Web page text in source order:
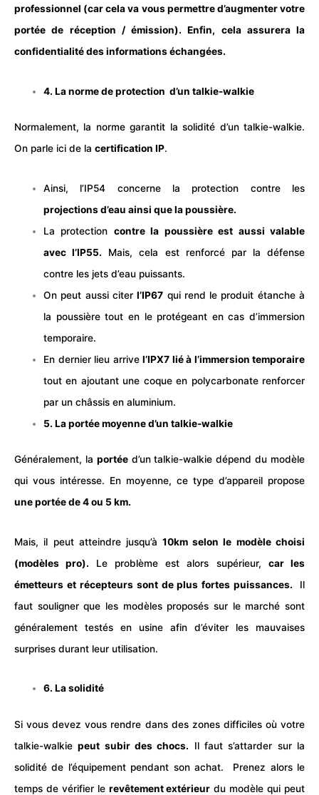
professionnel (car cela va vous permettre d’augmenter votre
portée de réception / émission). Enfin, cela assurera la
confidentialité des informations échangées.
4. La norme de protection d’un talkie-walkie
Normalement, la norme garantit la solidité d’un talkie-walkie.
On parle ici de la certification IP.
Ainsi, l’IP54 concerne la protection contre les
projections d’eau ainsi que la poussière.
La protection contre la poussière est aussi valable
avec l’IP55. Mais, cela est renforcé par la défense
contre les jets d’eau puissants.
On peut aussi citerl’IP67 qui rend le produit étanche à
la poussière tout en le protégeant en cas d’immersion
temporaire.
En dernier lieu arrivel’IPX7 lié à l’immersion temporaire
tout en ajoutant une coque en polycarbonate renforcer
par un châssis en aluminium.
5. La portée moyenne d’un talkie-walkie
Généralement, la portéed’un talkie-walkie dépend du modèle
qui vous intéresse. En moyenne, ce type d’appareil propose
une portée de 4 ou 5 km.
Mais, il peut atteindre jusqu’à 10km selon le modèle choisi
(modèles pro). Le problème est alors supérieur, car les
émetteurs et récepteurs sont de plus fortes puissances. Il
faut souligner que les modèles proposés sur le marché sont
généralement testés en usine afin d’éviter les mauvaises
surprises durant leur utilisation.
6. La solidité
Si vous devez vous rendre dans des zones difficiles où votre
talkie-walkiepeut subir des chocs. Il faut s’attarder sur la
solidité de l’équipement pendant son achat. Prenez alors le
temps de vérifier le revêtement extérieur du modèle qui peut